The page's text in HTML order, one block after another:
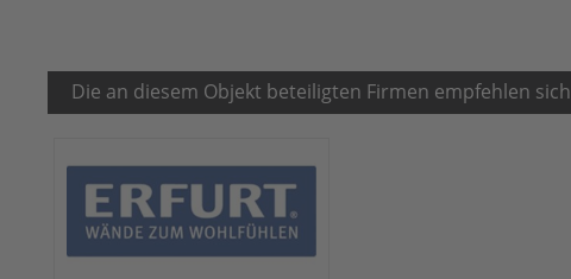
Die an diesem Objekt beteiligten Firmen empfehlen sich